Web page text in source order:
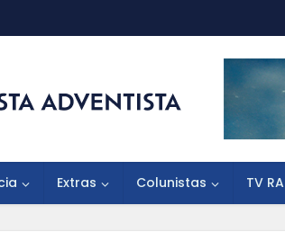
Extras Colunistas TV RA